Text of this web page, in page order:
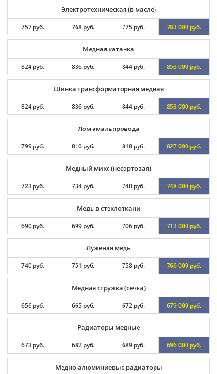
Электротехническая (в масле)
757 руб. 768 руб. 775 руб. 783 000 руб.
Медная катанка
824 руб. 836 руб. 844 руб. 853 000 руб.
Шинка трансформаторная медная
824 руб. 836 руб. 844 руб. 853 000 руб.
Лом эмальпровода
799 руб. 810 руб. 818 руб. 827 000 руб.
Медный микс (несортовая)
723 руб. 734 руб. 740 руб. 748 000 руб.
Медь в стеклоткани
690 руб. 699 руб. 706 руб. 713 000 руб.
Луженая медь
740 руб. 751 руб. 758 руб. 766 000 руб.
Медная стружка (сечка)
656 руб. 665 руб. 672 руб. 679 000 руб.
Радиаторы медные
673 руб. 682 руб. 689 руб. 696 000 руб.
Медно-алюминиевые радиаторы